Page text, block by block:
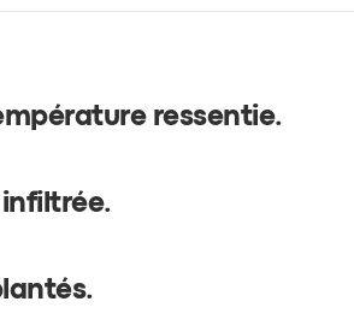
ressentie.
infiltrée.
.